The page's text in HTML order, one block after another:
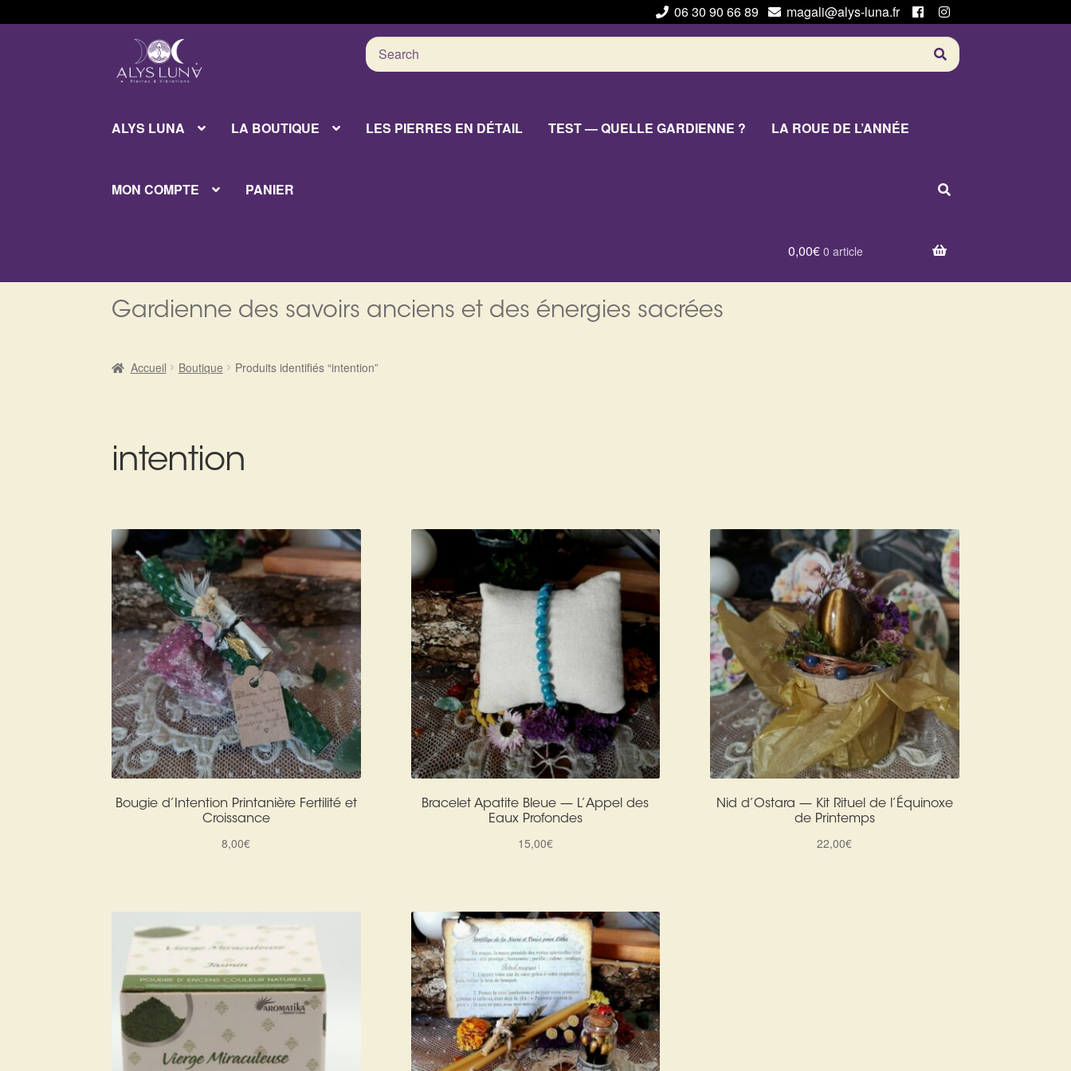
06 30 90 66 89
magali@alys-luna.fr
Aller
la
Aller
au
contenu
Search
for:
ALYS LUNA LA BOUTIQUE LES PIERRES EN DÉTAIL TEST — QUELLE GARDIENNE ? LA ROUE DE L’ANNÉE
MON COMPTE PANIER
0,00€ 0 article
Gardienne des savoirs anciens et des énergies sacrées
Accueil Boutique Produits identifiés “intention”
intention
Bougie d’Intention Printanière Fertilité et
Croissance
8,00€
Bracelet Apatite Bleue — L’Appel des
Eaux Profondes
15,00€
Nid d’Ostara — Kit Rituel de l’Équinoxe
de Printemps
22,00€